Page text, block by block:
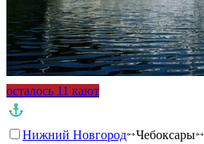
осталось 11 кают
Нижний Новгород Чебоксары